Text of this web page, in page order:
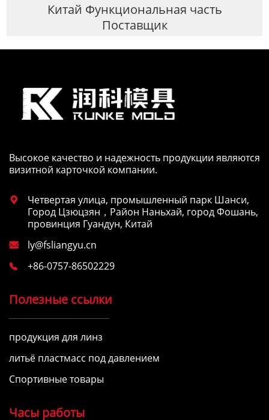
Китай Функциональная часть
Поставщик
Высокое качество и надежность продукции являются
визитной карточкой компании.

Четвертая улица, промышленный парк Шанси,
Город Цзюцзян，Район Наньхай, город Фошань,
провинция Гуандун, Китай
 ly@fsliangyu.cn
 +86-0757-86502229
Полезные ссылки
продукция для линз
литьё пластмасс под давлением
Спортивные товары
Часы работы